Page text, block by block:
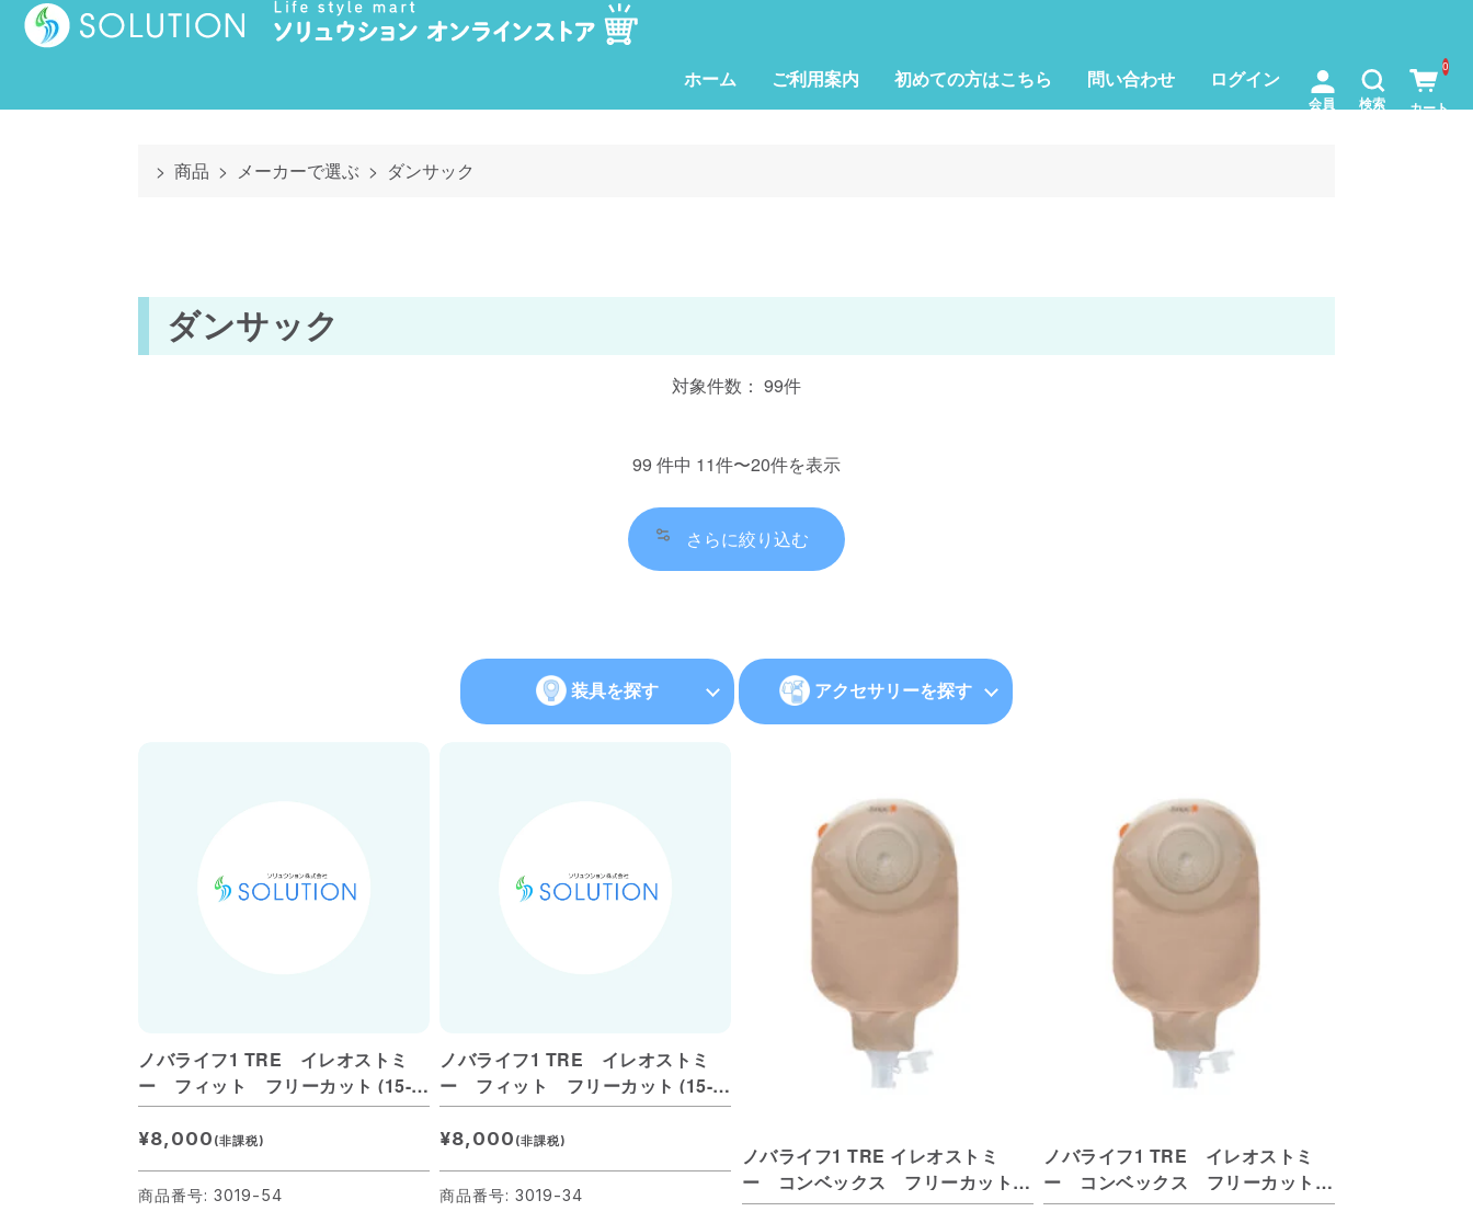
ホーム ご利用案内 初めての方はこちら 問い合わせ ログイン 0
商品 メーカーで選ぶ ダンサック
ダンサック
対象件数： 99件
99 件中 11件〜20件を表示
さらに絞り込む
装具を探す アクセサリーを探す
ノバライフ1 TRE イレオストミ
ー フィット フリーカット (15-
54mm) 肌色
¥8,000 (非課税)
商品番号: 3019-54
ノバライフ1 TRE イレオストミ
ー フィット フリーカット (15-
34mm) 肌色
¥8,000 (非課税)
商品番号: 3019-34
ノバライフ1 TRE イレオストミ
ー コンベックス フリーカット
(15-59mm) 透明
ノバライフ1 TRE イレオストミ
ー コンベックス フリーカット
(15-37mm) 透明